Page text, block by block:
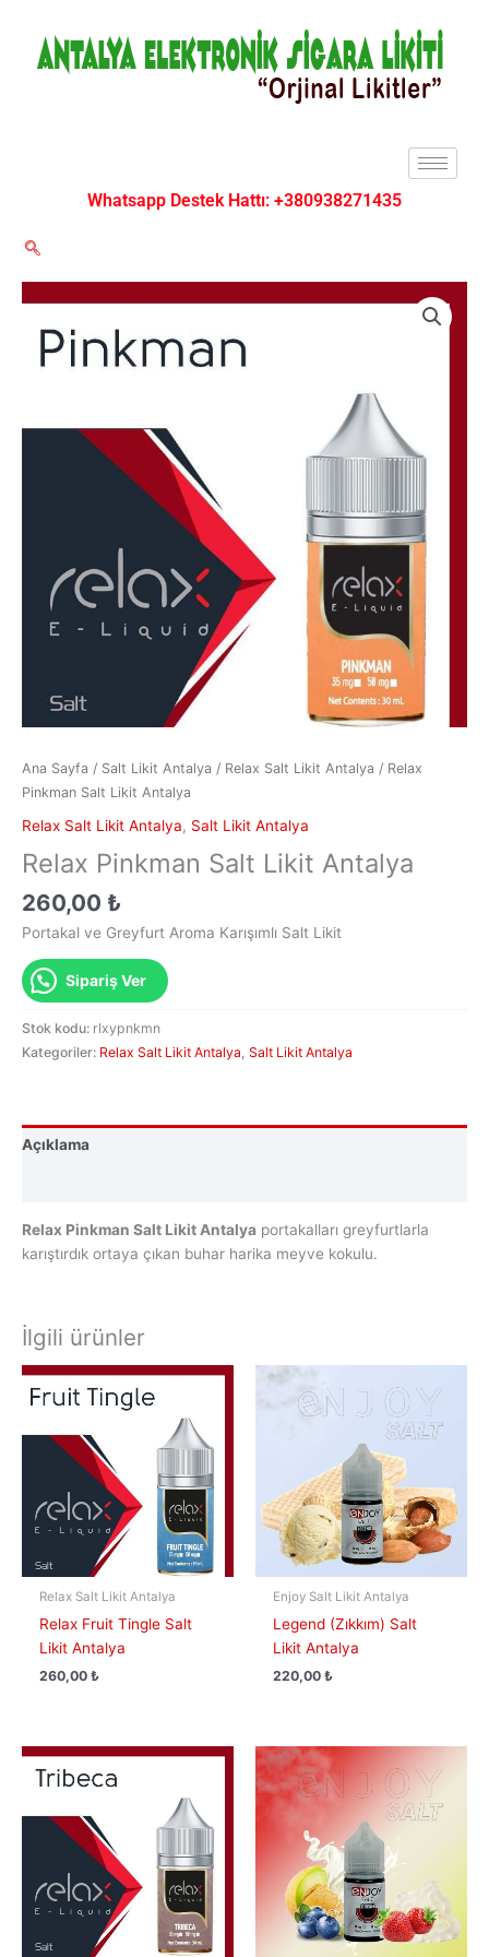
Whatsapp Destek Hattı: +380938271435
Ana Sayfa / Salt Likit Antalya / Relax Salt Likit Antalya / Relax
Pinkman Salt Likit Antalya
Relax Salt Likit Antalya, Salt Likit Antalya
Relax Pinkman Salt Likit Antalya
260,00 ₺
Portakal ve Greyfurt Aroma Karışımlı Salt Likit
Sipariş Ver
Stok kodu: rlxypnkmn
Kategoriler: Relax Salt Likit Antalya, Salt Likit Antalya
Açıklama
Relax Pinkman Salt Likit Antalya portakalları greyfurtlarla
karıştırdık ortaya çıkan buhar harika meyve kokulu.
İlgili ürünler
Relax Salt Likit Antalya
Relax Fruit Tingle Salt
Likit Antalya
260,00₺
Enjoy Salt Likit Antalya
Legend (Zıkkım) Salt
Likit Antalya
220,00₺